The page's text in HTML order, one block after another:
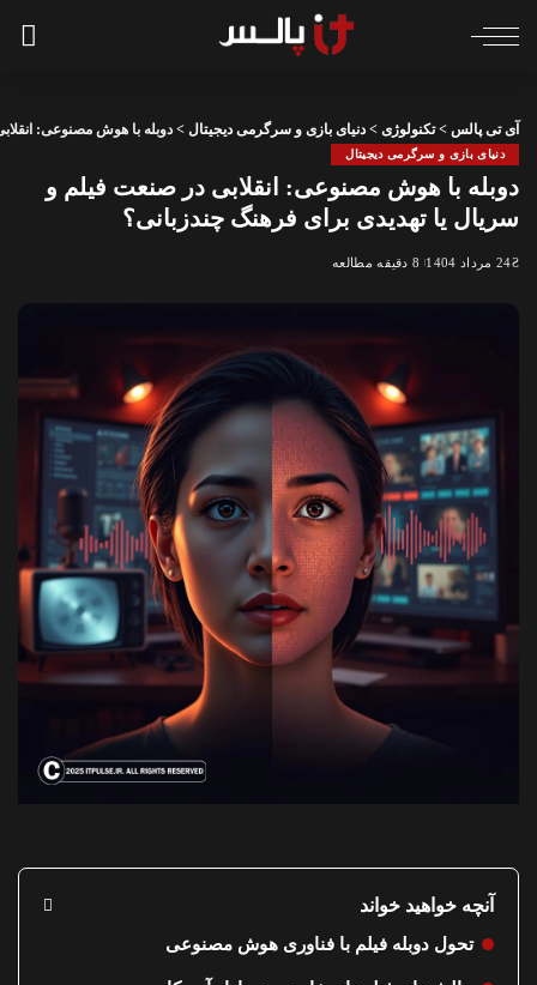
آی تی پالس >تکنولوژی >دنیای بازی و سرگرمی دیجیتال >دوبله با هوش مصنوعی:
دنیای بازی و سرگرمی دیجیتال
دوبله با هوش مصنوعی: انقلابی در صنعت فیلم و
سریال یا تهدیدی برای فرهنگ چندزبانی؟
24 مرداد 1404 8 دقیقه مطالعه
آنچه خواهید خواند
تحول دوبله فیلم با فناوری هوش مصنوعی